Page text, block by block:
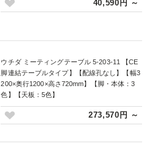
40,590円 ～
ウチダ ミーティングテーブル 5-203-11 【CE
脚連結テーブルタイプ】【配線孔なし】【幅3
200×奥行1200×高さ720mm】【脚・本体：3
色】【天板：5色】
273,570円 ～